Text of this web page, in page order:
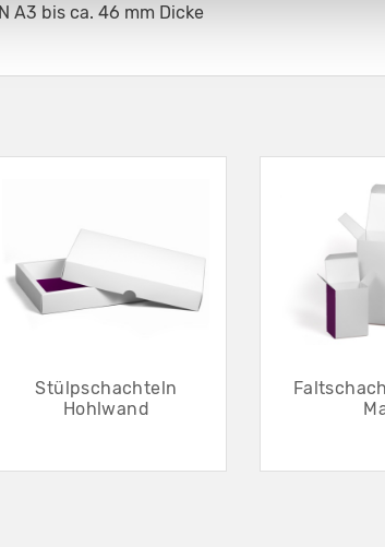
A3 bis ca. 46 mm Dicke
Stülpschachteln
Hohlwand